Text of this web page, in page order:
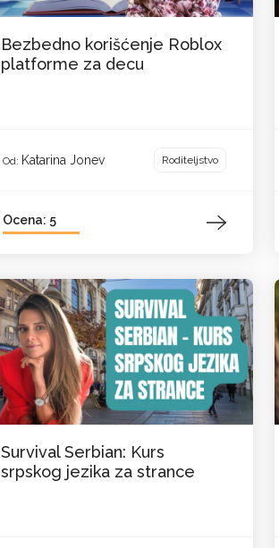
Bezbedno korišćenje Roblox
platforme za decu
Od: Katarina Jonev Roditeljstvo
Ocena: 5
Survival Serbian: Kurs
srpskog jezika za strance